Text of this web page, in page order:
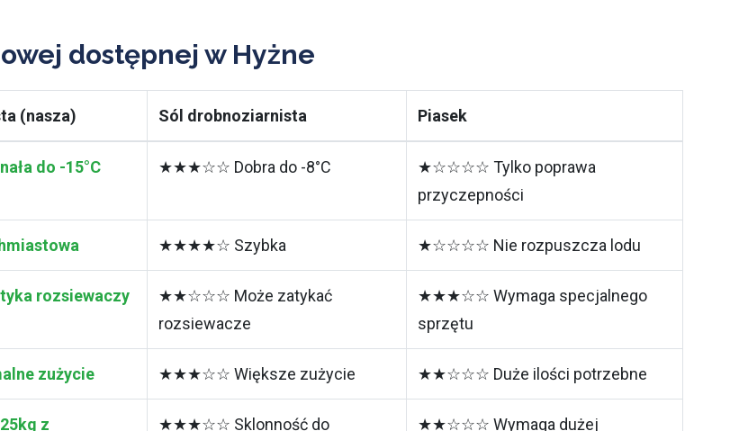
dostępnej w Hyżne
(nasza) Sól drobnoziarnista Piasek
do -15°C ★★★☆☆ Dobra do -8°C
★☆☆☆☆ Tylko poprawa
przyczepności
★★★★☆ Szybka ★☆☆☆☆ Nie rozpuszcza lodu
rozsiewaczy
★★☆☆☆ Może zatykać
rozsiewacze
★★★☆☆ Wymaga specjalnego
sprzętu
zużycie ★★★☆☆ Większe zużycie ★★☆☆☆ Duże ilości potrzebne
z ★★★☆☆ Sklonność do ★★☆☆☆ Wymaga dużej